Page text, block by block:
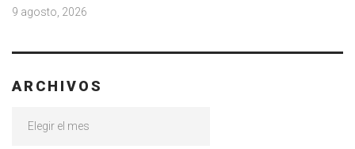
9 agosto, 2026
ARCHIVOS